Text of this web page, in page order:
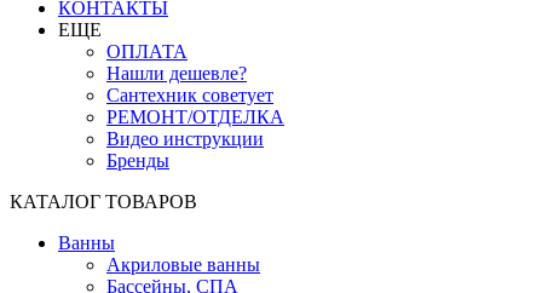
КОНТАКТЫ
ЕЩЕ
ОПЛАТА
Нашли дешевле?
Сантехник советует
РЕМОНТ/ОТДЕЛКА
Видео инструкции
Бренды
КАТАЛОГ ТОВАРОВ
Ванны
Акриловые ванны
Бассейны, СПА